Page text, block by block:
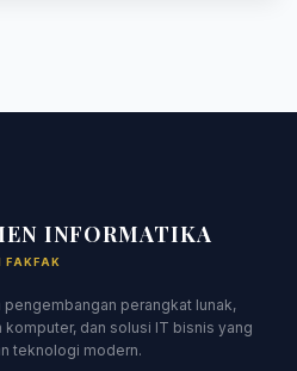
INFORMATIKA
FAKFAK
perangkat lunak,
dan solusi IT bisnis yang
teknologi modern.